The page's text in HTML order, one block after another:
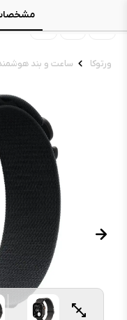
ورتوکا ساعت و بند